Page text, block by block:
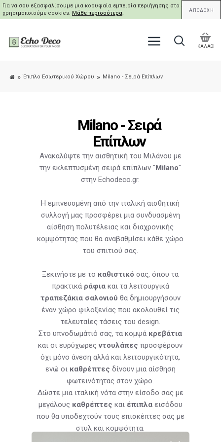
Για να σου εξασφαλίσουμε μια κορυφαία εμπειρία περιήγησης στο site μας,
χρησιμοποιούμε cookies. Μάθε περισσότερα. ΑΠΟΔΟΧΗ
ΚΑΛΑΘΙ
Έπιπλο Εσωτερικού Χώρου Milano - Σειρά Επίπλων
Milano - Σειρά
Επίπλων
Ανακαλύψτε την αισθητική του Μιλάνου με
την εκλεπτυσμένη σειρά επίπλων "Milano"
στην Echodeco.gr.
Η εμπνευσμένη από την ιταλική αισθητική
συλλογή μας προσφέρει μια συνδυασμένη
αίσθηση πολυτέλειας και διαχρονικής
κομψότητας που θα αναβαθμίσει κάθε χώρο
του σπιτιού σας.
Ξεκινήστε με το καθιστικό σας, όπου τα
πρακτικά ράφια και τα λειτουργικά
τραπεζάκια σαλονιού θα δημιουργήσουν
έναν χώρο φιλοξενίας που ακολουθεί τις
τελευταίες τάσεις του design.
Στο υπνοδωμάτιό σας, τα κομψά κρεβάτια
και οι ευρύχωρεςντουλάπες προσφέρουν
όχι μόνο άνεση αλλά και λειτουργικότητα,
ενώ οι καθρέπτες δίνουν μια αίσθηση
φωτεινότητας στον χώρο.
Δώστε μια ιταλική νότα στην είσοδο σας με
μεγάλους καθρέπτες και έπιπλα εισόδου
που θα υποδεχτούν τους επισκέπτες σας με
στυλ και κομψότητα.
έπιπλα